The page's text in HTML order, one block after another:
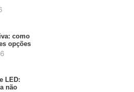
como
opções
LED:
não